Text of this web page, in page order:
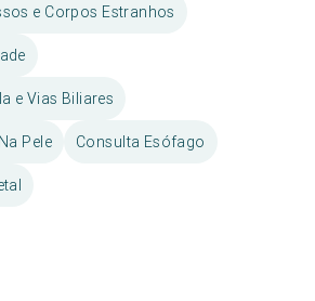
e Corpos Estranhos
e Vias Biliares
Pele Consulta Esófago